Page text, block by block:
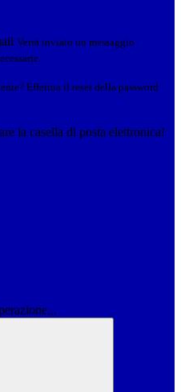
Verrà inviato un messaggio
Effettua il reset della password
la casella di posta elettronica!